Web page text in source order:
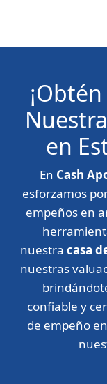
en
En Cash
esforzamos
empeños en
nuestra casa
nuestras
confiable y
de empeño